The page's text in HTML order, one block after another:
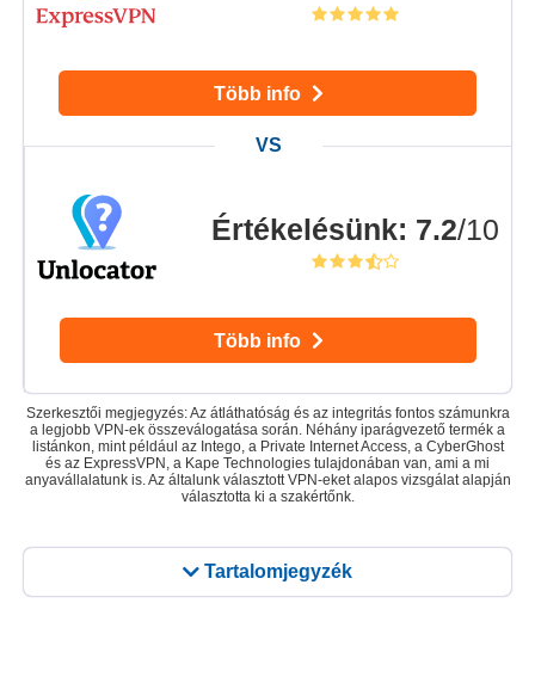
Tartalomjegyzék
Több info
Értékelésünk: 7.2/10
Több info
Szerkesztői megjegyzés: Az átláthatóság és az integritás fontos számunkra
a legjobb VPN-ek összeválogatása során. Néhány iparágvezető termék a
listánkon, mint például az Intego, a Private Internet Access, a CyberGhost
és az ExpressVPN, a Kape Technologies tulajdonában van, ami a mi
anyavállalatunk is. Az általunk választott VPN-eket alapos vizsgálat alapján
választotta ki a szakértőnk.